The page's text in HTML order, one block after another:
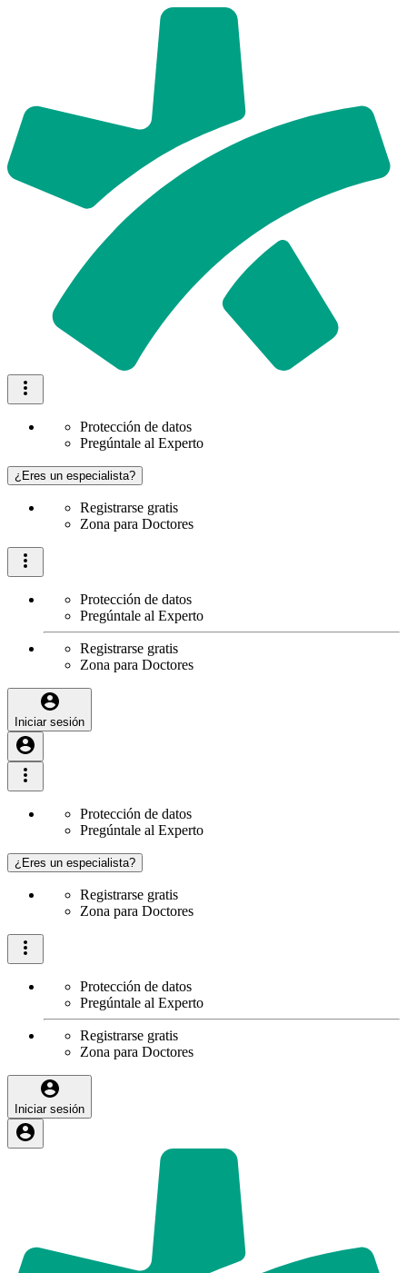
Protección de datos
Pregúntale al Experto
¿Eres un especialista?
Registrarse gratis
Zona para Doctores
Protección de datos
Pregúntale al Experto
Registrarse gratis
Zona para Doctores
Iniciar sesión
Protección de datos
Pregúntale al Experto
¿Eres un especialista?
Registrarse gratis
Zona para Doctores
Protección de datos
Pregúntale al Experto
Registrarse gratis
Zona para Doctores
Iniciar sesión